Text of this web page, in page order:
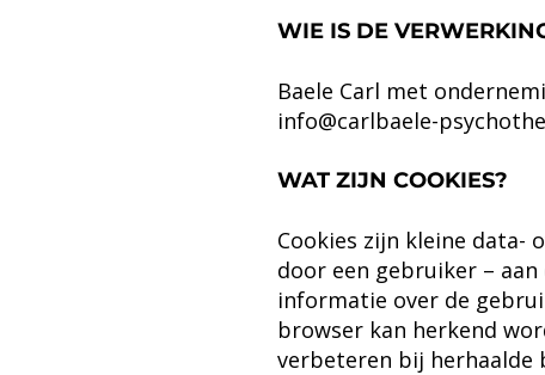
WIE IS DE
Baele Carl met
info@carlbaele-
WAT ZIJN COOKIES?
Cookies zijn kleine data-
door een gebruiker –
informatie over de
browser kan herkend
verbeteren bij herhaalde